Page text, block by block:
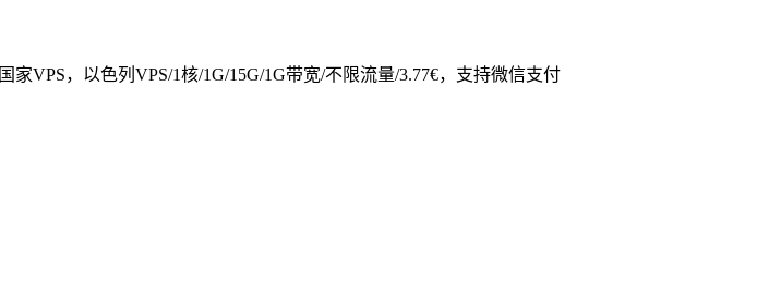
VPS，以色列VPS/1核/1G/15G/1G带宽/不限流量/3.77€，支持微信支付